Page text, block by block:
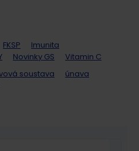
FKSP
Imunita
Novinky GS
Vitamin C
soustava
únava